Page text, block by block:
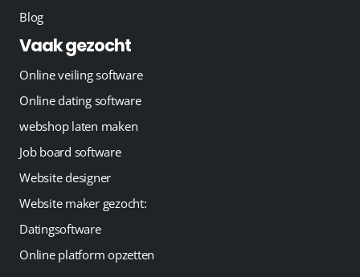
Blog
Vaak gezocht
Online veiling software
Online dating software
webshop laten maken
Job board software
Website designer
Website maker gezocht:
Datingsoftware
Online platform opzetten